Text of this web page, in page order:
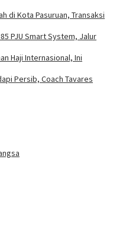
di Kota Pasuruan, Transaksi
PJU Smart System, Jalur
Haji Internasional, Ini
Persib, Coach Tavares